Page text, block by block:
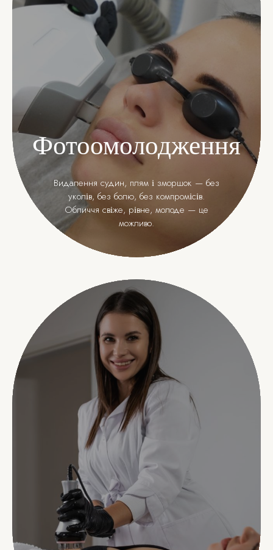
Фотоомолодження
Видалення судин, плям і зморшок — без
уколів, без болю, без компромісів.
Обличчя свіже, рівне, молоде — це
можливо.